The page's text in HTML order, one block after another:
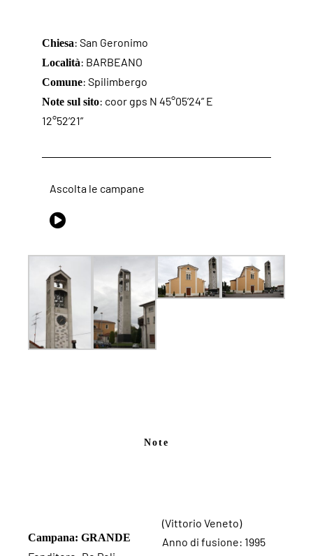
Chiesa: San Geronimo
Località: BARBEANO
Comune: Spilimbergo
Note sul sito: coor gps N 45°05’24” E
12°52’21”
Ascolta le campane
Note
Campana: GRANDE
(Vittorio Veneto)
Anno di fusione: 1995